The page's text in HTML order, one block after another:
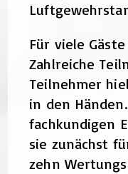
Für viele
Zahlreiche
Teilnehmer
in den
fachkundigen
sie zunächst
zehn